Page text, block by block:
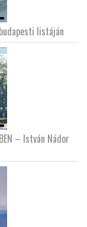
listáján
– István Nádor